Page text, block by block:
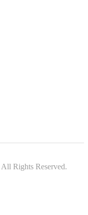
All Rights Reserved.